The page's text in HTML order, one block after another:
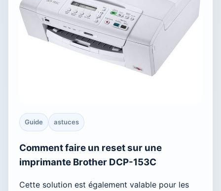
Guide astuces
Comment faire un reset sur une
imprimante Brother DCP-153C
Cette solution est également valable pour les